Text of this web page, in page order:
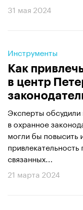
31 мая 2024
Инструменты
Как
в центр
Эксперты
в охранное
могли бы повысить
привлекательность
связанных...
21 марта 2024